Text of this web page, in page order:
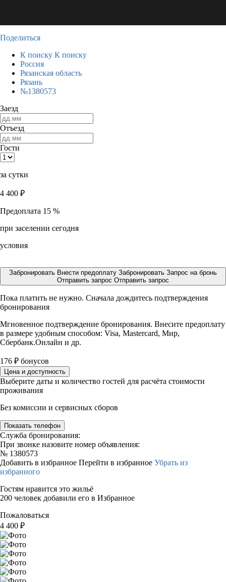
Поделиться
К поиску К поиску
Россия
Рязанская область
Рязань
№1380573
Заезд
Отъезд
Гости
за сутки
4 400 ₽
Предоплата 15 %
при заселении сегодня
условия
Забронировать Внести предоплату Забронировать Запрос на бронь
Отправить запрос Отправить запрос
Пока платить не нужно. Сначала дождитесь подтверждения
бронирования
Мгновенное подтверждение бронирования. Внесите предоплату
в размере удобным способом: Visa, Mastercard, Мир,
Сбербанк.Онлайн и др.
176 ₽ бонусов
Цена и доступность
Выберите даты и количество гостей для расчёта стоимости
проживания
Без комиссии и сервисных сборов
Показать телефон
Служба бронирования:
При звонке назовите номер объявления:
№ 1380573
Добавить в избранное Перейти в избранное Убрать из
избранного
Гостям нравится это жильё
200 человек добавили его в Избранное
Пожаловаться
4 400 ₽